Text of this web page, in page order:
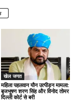
खेल जगत
महिला पहलवान यौन उत्पीड़न मामला:
बृजभूषण शरण सिंह और विनोद तोमर
दिल्ली कोर्ट से बरी